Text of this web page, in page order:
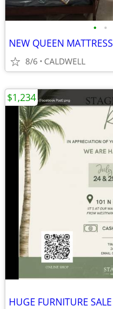
• •
NEW QUEEN MATTRESS
8/6 CALDWELL
HUGE FURNITURE SALE
$1,234